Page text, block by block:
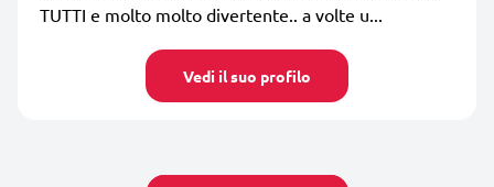
TUTTI e molto molto divertente.. a volte u...
Vedi il suo profilo